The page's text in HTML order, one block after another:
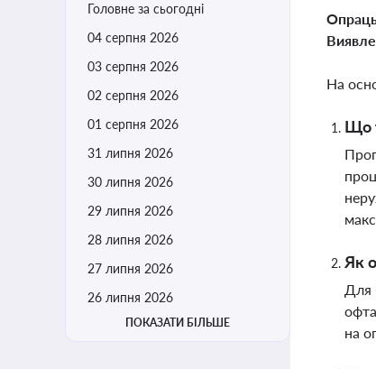
Головне за сьогодні
04 серпня 2026
03 серпня 2026
02 серпня 2026
01 серпня 2026
31 липня 2026
30 липня 2026
29 липня 2026
28 липня 2026
27 липня 2026
26 липня 2026
ПОКАЗАТИ БІЛЬШЕ
На
Що
Як
Для
на